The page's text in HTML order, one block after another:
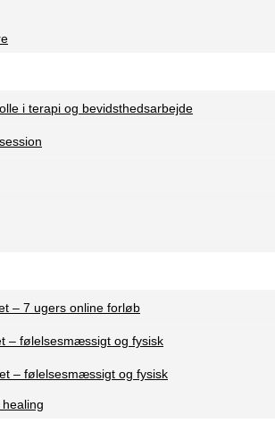
i terapi og bevidsthedsarbejde
– 7 ugers online forløb
– følelsesmæssigt og fysisk
– følelsesmæssigt og fysisk